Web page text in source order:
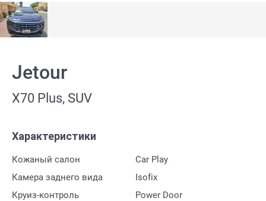
Jetour
X70 Plus, SUV
Характеристики
Кожаный салон
Камера заднего вида
Круиз-контроль
Car Play
Isofix
Power Door